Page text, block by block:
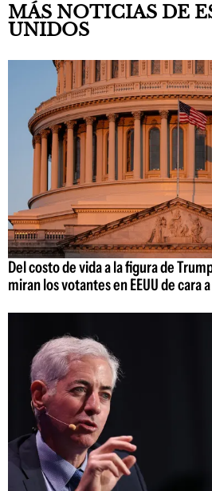
MÁS NOTICIAS DE
UNIDOS
Del costo de vida a la figura de
miran los votantes en EEUU de cara